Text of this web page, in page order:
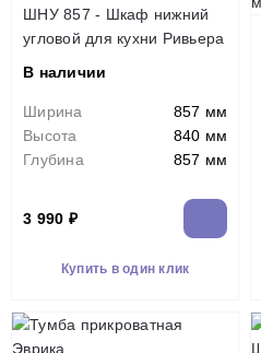
ШНУ 857 - Шкаф нижний
угловой для кухни Ривьера
В наличии
Ширина
857 мм
Высота
840 мм
Глубина
857 мм
3 990 ₽
Купить в один клик